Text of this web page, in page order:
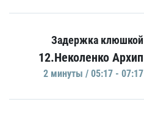
Задержка клюшкой
12.Неколенко Архип
2 минуты / 05:17 - 07:17